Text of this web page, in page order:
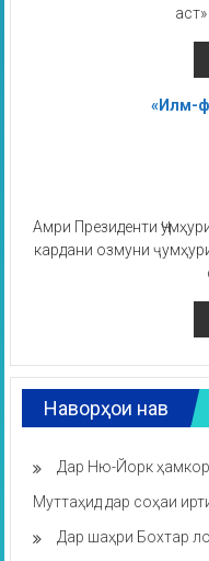
«Илм-
Амри Президенти
кардани озмуни
Наворҳои нав
Дар Ню-Йорк
Муттаҳид дар соҳаи
Дар шаҳри Бохтар